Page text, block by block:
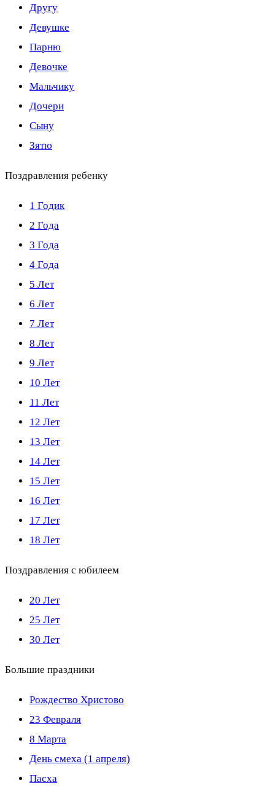
Другу
Девушке
Парню
Девочке
Мальчику
Дочери
Сыну
Зятю
Поздравления ребенку
1 Годик
2 Года
3 Года
4 Года
5 Лет
6 Лет
7 Лет
8 Лет
9 Лет
10 Лет
11 Лет
12 Лет
13 Лет
14 Лет
15 Лет
16 Лет
17 Лет
18 Лет
Поздравления с юбилеем
20 Лет
25 Лет
30 Лет
Большие праздники
Рождество Христово
23 Февраля
8 Марта
День смеха (1 апреля)
Пасха